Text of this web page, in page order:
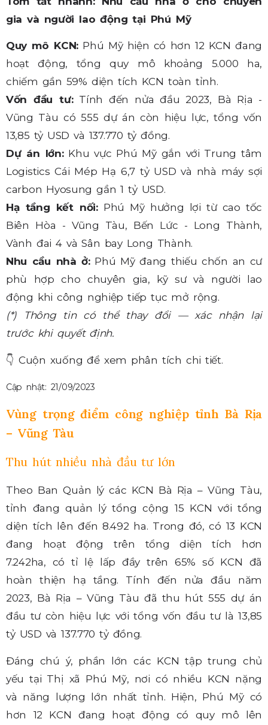
gia và người lao động tại Phú Mỹ
Quy mô KCN: Phú Mỹ hiện có hơn 12 KCN đang
hoạt động, tổng quy mô khoảng 5.000 ha,
chiếm gần 59% diện tích KCN toàn tỉnh.
Vốn đầu tư: Tính đến nửa đầu 2023, Bà Rịa -
Vũng Tàu có 555 dự án còn hiệu lực, tổng vốn
13,85 tỷ USD và 137.770 tỷ đồng.
Dự án lớn: Khu vực Phú Mỹ gắn với Trung tâm
Logistics Cái Mép Hạ 6,7 tỷ USD và nhà máy sợi
carbon Hyosung gần 1 tỷ USD.
Hạ tầng kết nối: Phú Mỹ hưởng lợi từ cao tốc
Biên Hòa - Vũng Tàu, Bến Lức - Long Thành,
Vành đai 4 và Sân bay Long Thành.
Nhu cầu nhà ở: Phú Mỹ đang thiếu chốn an cư
phù hợp cho chuyên gia, kỹ sư và người lao
động khi công nghiệp tiếp tục mở rộng.
(*) Thông tin có thể thay đổi — xác nhận lại
trước khi quyết định.
👇 Cuộn xuống để xem phân tích chi tiết.
Cập nhật: 21/09/2023
Vùng trọng điểm công nghiệp tỉnh Bà Rịa
– Vũng Tàu
Thu hút nhiều nhà đầu tư lớn
Theo Ban Quản lý các KCN Bà Rịa – Vũng Tàu,
tỉnh đang quản lý tổng cộng 15 KCN với tổng
diện tích lên đến 8.492 ha. Trong đó, có 13 KCN
đang hoạt động trên tổng diện tích hơn
7.242ha, có tỉ lệ lấp đầy trên 65% số KCN đã
hoàn thiện hạ tầng. Tính đến nửa đầu năm
2023, Bà Rịa – Vũng Tàu đã thu hút 555 dự án
đầu tư còn hiệu lực với tổng vốn đầu tư là 13,85
tỷ USD và 137.770 tỷ đồng.
Đáng chú ý, phần lớn các KCN tập trung chủ
yếu tại Thị xã Phú Mỹ, nơi có nhiều KCN nặng
và năng lượng lớn nhất tỉnh. Hiện, Phú Mỹ có
hơn 12 KCN đang hoạt động có quy mô lên